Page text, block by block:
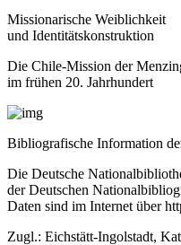
Missionarische Weiblichkeit
und Identitätskonstruktion
Die Chile-Mission der
im frühen 20. Jahrhundert
Bibliografische Information
Die Deutsche
der Deutschen
Daten sind im Internet über
Zugl.: Eichstätt-Ingolstadt,